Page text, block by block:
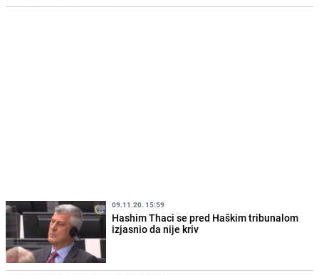
09.11.20. 15:59
Hashim Thaci se pred Haškim tribunalom
izjasnio da nije kriv